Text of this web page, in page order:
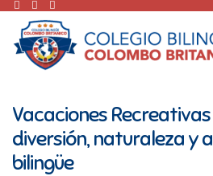
Vacaciones
diversión, naturaleza y
bilingüe